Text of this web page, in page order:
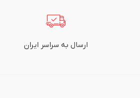
ارسال به سراسر ایران